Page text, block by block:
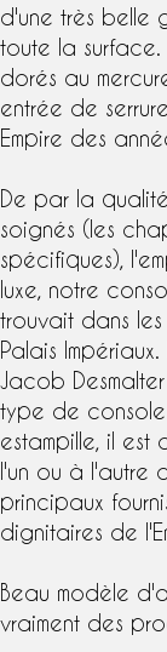
d'une très belle
toute la
dorés au
entrée de
Empire des
De par la
soignés (les
spécifiques),
luxe, notre
trouvait dans
Palais
Jacob Desmalter
type de console
estampille, il
l'un ou à l'autre
principaux
dignitaires de
Beau modèle
vraiment des